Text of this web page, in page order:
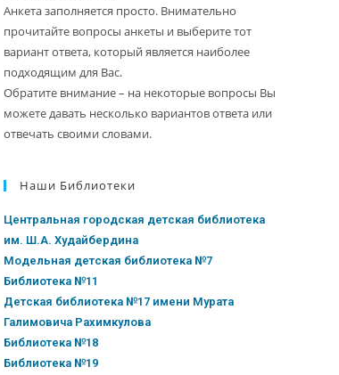
Анкета заполняется просто. Внимательно
прочитайте вопросы анкеты и выберите тот
вариант ответа, который является наиболее
подходящим для Вас.
Обратите внимание – на некоторые вопросы Вы
можете давать несколько вариантов ответа или
отвечать своими словами.
Наши Библиотеки
Центральная городская детская библиотека
им. Ш.А. Худайбердина
Модельная детская библиотека №7
Библиотека №11
Детская библиотека №17 имени Мурата
Галимовича Рахимкулова
Библиотека №18
Библиотека №19